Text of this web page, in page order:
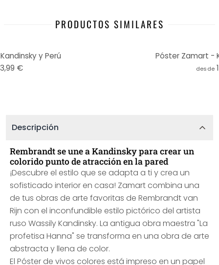
PRODUCTOS SIMILARES
y Perú
€
Póster Zamart -
desde
Descripción
Rembrandt se une a Kandinsky para crear un
colorido punto de atracción en la pared
¡Descubre el estilo que se adapta a ti y crea un
sofisticado interior en casa! Zamart combina una
de tus obras de arte favoritas de Rembrandt van
Rijn con el inconfundible estilo pictórico del artista
ruso Wassily Kandinsky. La antigua obra maestra "La
profetisa Hanna" se transforma en una obra de arte
abstracta y llena de color.
El Póster de vivos colores está impreso en un papel